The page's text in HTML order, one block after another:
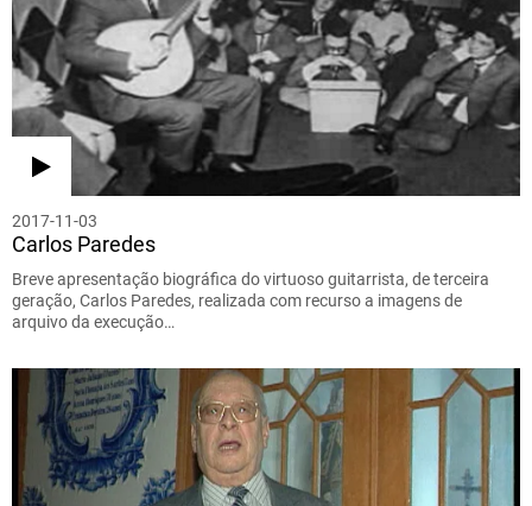
2017-11-03
Carlos Paredes
Breve apresentação biográfica do virtuoso guitarrista, de terceira
geração, Carlos Paredes, realizada com recurso a imagens de
arquivo da execução…